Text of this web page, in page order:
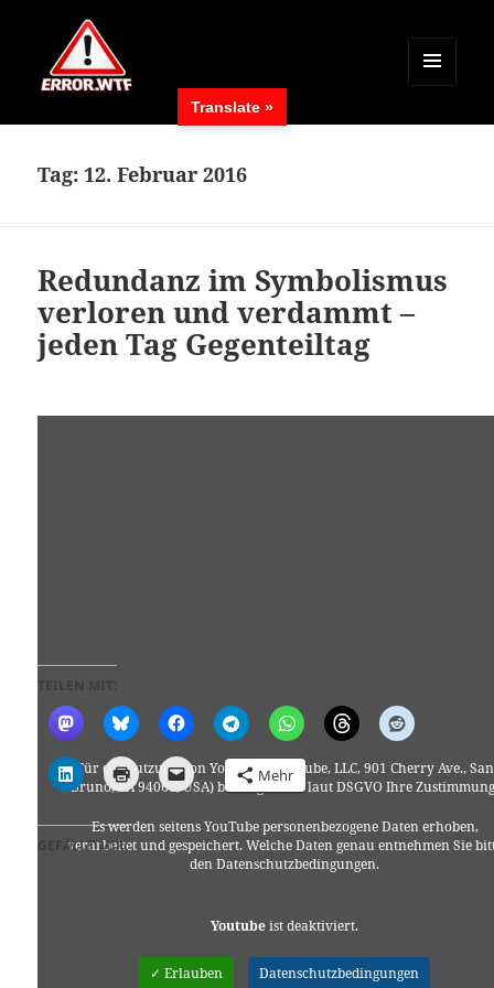
MENÜ
WIDGETS
Tag: 12. Februar 2016
Redundanz im Symbolismus
verloren und verdammt –
jeden Tag Gegenteiltag
Für die Nutzung von YouTube (YouTube, LLC, 901 Cherry Ave., San
Bruno, CA 94066, USA) benötigen wir laut DSGVO Ihre
Es werden seitens YouTube personenbezogene Daten erhoben,
verarbeitet und gespeichert. Welche Daten genau entnehmen Sie
den Datenschutzbedingungen.
Youtubeist deaktiviert.
✓ Erlauben Datenschutzbedingungen
Mehr
GEFÄLLT MIR:
Translate »